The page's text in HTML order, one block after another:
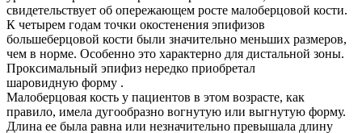
свидетельствует об опережающем росте малоберцовой кости.
К четырем годам точки окостенения эпифизов
большеберцовой кости были значительно меньших размеров,
чем в норме. Особенно это характерно для дистальной зоны.
Проксимальный эпифиз нередко приобретал
шаровидную форму .
Малоберцовая кость у пациентов в этом возрасте, как
правило, имела дугообразно вогнутую или выгнутую форму.
Длина ее была равна или незначительно превышала длину